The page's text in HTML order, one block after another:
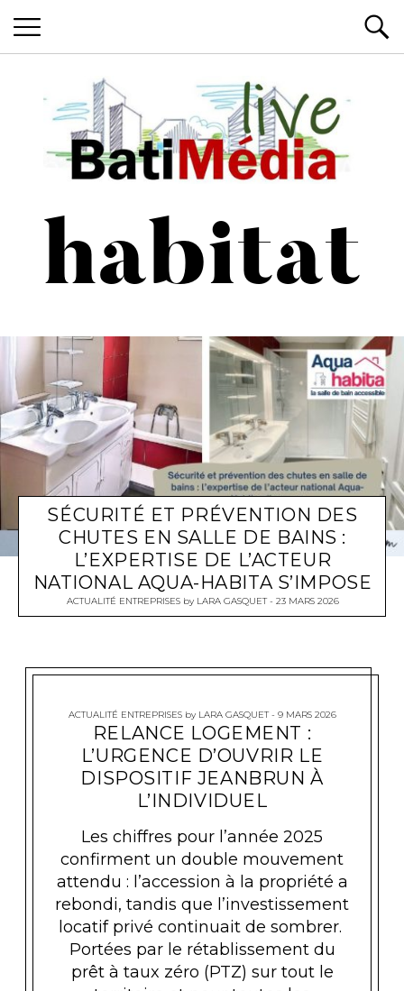
Batimedialive
habitat
SÉCURITÉ ET PRÉVENTION DES
CHUTES EN SALLE DE BAINS :
L’EXPERTISE DE L’ACTEUR
NATIONAL AQUA-HABITA S’IMPOSE
ACTUALITÉ ENTREPRISESby LARA GASQUET 23 MARS 2026
ACTUALITÉ ENTREPRISESby LARA GASQUET 9 MARS 2026
RELANCE LOGEMENT :
L’URGENCE D’OUVRIR LE
DISPOSITIF JEANBRUN À
L’INDIVIDUEL
Les chiffres pour l’année 2025
confirment un double mouvement
attendu : l’accession à la propriété a
rebondi, tandis que l’investissement
locatif privé continuait de sombrer.
Portées par le rétablissement du
prêt à taux zéro (PTZ) sur tout le